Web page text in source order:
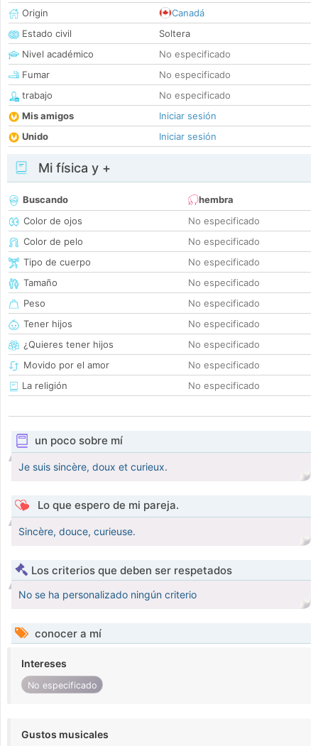
Origin
Canadá
Estado civil
Soltera
Nivel académico
No especificado
Fumar
No especificado
trabajo
No especificado
Mis amigos
Iniciar sesión
Unido
Iniciar sesión
Mi física y +
Buscando
hembra
Color de ojos
No especificado
Color de pelo
No especificado
Tipo de cuerpo
No especificado
Tamaño
No especificado
Peso
No especificado
Tener hijos
No especificado
¿Quieres tener hijos
No especificado
Movido por el amor
No especificado
La religión
No especificado
un poco sobre mí
Je suis sincère, doux et curieux.
Lo que espero de mi pareja.
Sincère, douce, curieuse.
Los criterios que deben ser respetados
No se ha personalizado ningún criterio
conocer a mí
Intereses
No especificado
Gustos musicales